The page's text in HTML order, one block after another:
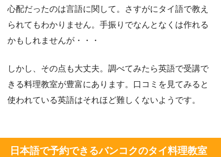
心配だったのは言語に関して。さすがにタイ語で教え
られてもわかりません。手振りでなんとなくは作れる
かもしれませんが・・・
しかし、その点も大丈夫。調べてみたら英語で受講で
きる料理教室が豊富にあります。口コミを見てみると
使われている英語はそれほど難しくないようです。
日本語で予約できるバンコクのタイ料理教室